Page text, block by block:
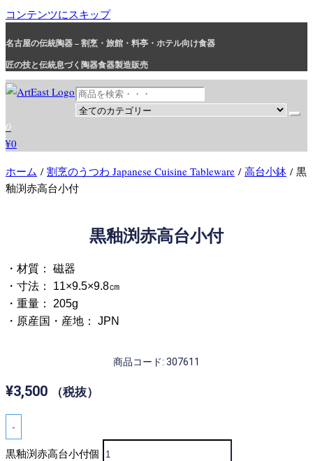
コンテンツにスキップ
名古屋の伝統陶器 – 割烹・旅館・料亭・ホテル向け食器
匠の技と伝統息づく陶器食器製造販売
和食器・洋食器通販｜割烹・旅館・料亭・ホテル等業務用卸販売
業務用から個人用まで、おしゃれでかわいい和食器・洋食器はま
とめ買いがお得です。
0
¥0
ホーム / 割烹のうつわ Japanese Cuisine Tableware / 高台小鉢 / 黒
釉渕赤高台小付
黒釉渕赤高台小付
・材質： 磁器
・寸法： 11×9.5×9.8㎝
・重量： 205g
・原産国・産地： JPN
商品コード: 307611
¥3,500 （税抜）
-
黒釉渕赤高台小付個